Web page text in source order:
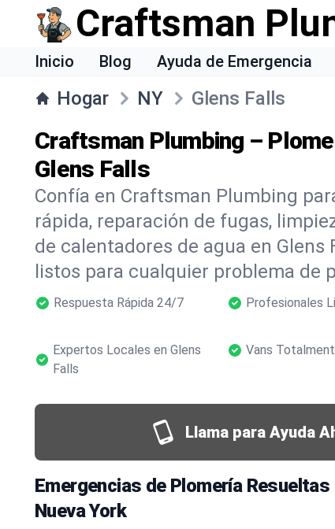
Craftsman
Inicio Blog Ayuda de Emergencia
Hogar NY Glens Falls
Craftsman Plumbing –
Glens Falls
Confía en Craftsman Plumbing
rápida, reparación de fugas,
de calentadores de agua en Glens
listos para cualquier problema de
Respuesta Rápida 24/7 Profesionales
Expertos Locales en Glens
Falls
Vans
Llama para Ayuda
Emergencias de Plomería Resueltas
Nueva York